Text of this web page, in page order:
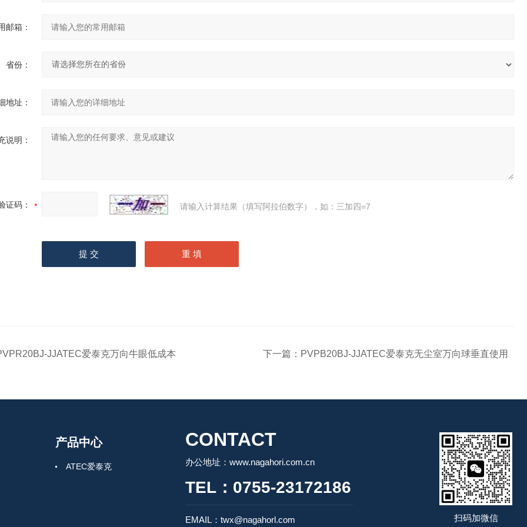
邮箱：
省份：
地址：
说明：
证码： 请输入计算结果（填写阿拉伯数字），如：三加四=7
JJATEC爱泰克万向牛眼低成本 下一篇： PVPB20BJ-JJATEC爱泰克无尘室万向球垂直使用
产品中心
ATEC爱泰克
CONTACT
办公地址：www.nagahori.com.cn
TEL：0755-23172186
EMAIL：twx@nagahorl.com 扫码加微信